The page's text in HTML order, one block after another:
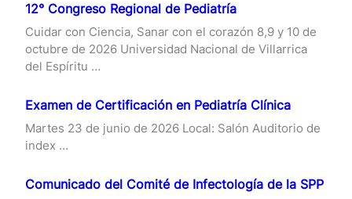
12° Congreso Regional de Pediatría
Cuidar con Ciencia, Sanar con el corazón 8,9 y 10 de
octubre de 2026 Universidad Nacional de Villarrica
del Espíritu …
Examen de Certificación en Pediatría Clínica
Martes 23 de junio de 2026 Local: Salón Auditorio de
index …
Comunicado del Comité de Infectología de la SPP